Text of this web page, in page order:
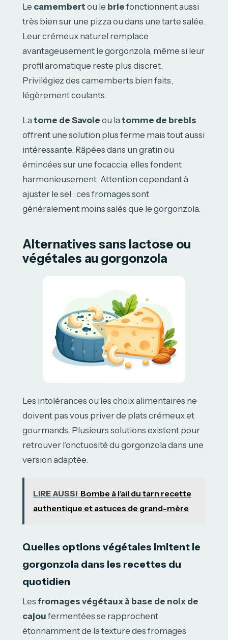
Le camembert ou le brie fonctionnent aussi
très bien sur une pizza ou dans une tarte salée.
Leur crémeux naturel remplace
avantageusement le gorgonzola, même si leur
profil aromatique reste plus discret.
Privilégiez des camemberts bien faits,
légèrement coulants.
Latome de Savoie ou latomme de brebis
offrent une solution plus ferme mais tout aussi
intéressante. Râpées dans un gratin ou
émincées sur une focaccia, elles fondent
harmonieusement. Attention cependant à
ajuster le sel : ces fromages sont
généralement moins salés que le gorgonzola.
Alternatives sans lactose ou
végétales au gorgonzola
Les intolérances ou les choix alimentaires ne
doivent pas vous priver de plats crémeux et
gourmands. Plusieurs solutions existent pour
retrouver l’onctuosité du gorgonzola dans une
version adaptée.
LIRE AUSSI Bombe à l’ail du tarn recette
authentique et astuces de grand-mère
Quelles options végétales imitent le
gorgonzola dans les recettes du
quotidien
Les fromages végétaux à base de noix de
cajou fermentées se rapprochent
étonnamment de la texture des fromages